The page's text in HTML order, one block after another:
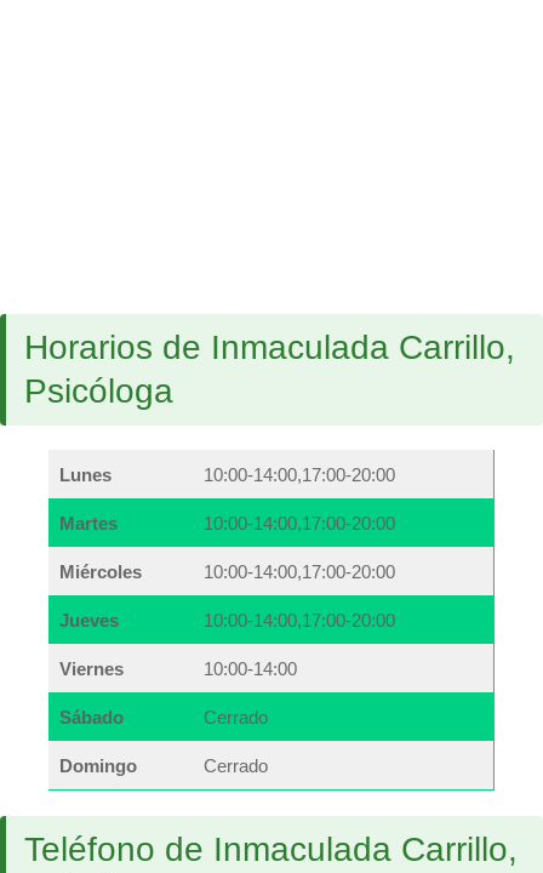
Horarios de Inmaculada Carrillo,
Psicóloga
Lunes 10:00-14:00,17:00-20:00
Martes 10:00-14:00,17:00-20:00
Miércoles 10:00-14:00,17:00-20:00
Jueves 10:00-14:00,17:00-20:00
Viernes 10:00-14:00
Sábado Cerrado
Domingo Cerrado
Teléfono de Inmaculada Carrillo,